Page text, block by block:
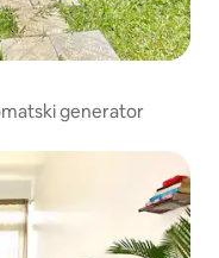
generator